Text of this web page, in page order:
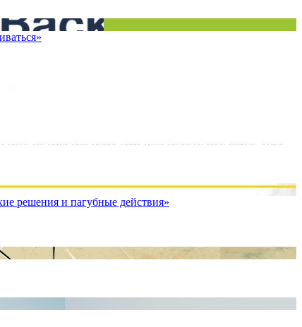
решения и пагубные действия»